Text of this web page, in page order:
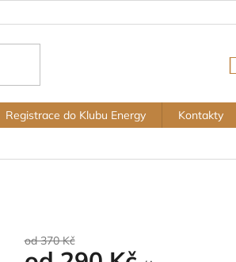
Registrace do Klubu Energy Kontakty
od 370 Kč